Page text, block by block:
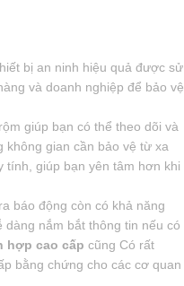
bị an ninh hiệu quả được sử
và doanh nghiệp để bảo vệ
giúp bạn có thể theo dõi và
không gian cần bảo vệ từ xa
tính, giúp bạn yên tâm hơn khi
báo động còn có khả năng
nắm bắt thông tin nếu có
hợp cao cấp cũng Có rất
bằng chứng cho các cơ quan